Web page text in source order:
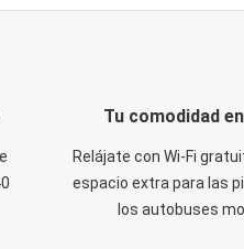
Tu comodidad
Relájate con Wi-Fi
espacio extra para las
los autobuses